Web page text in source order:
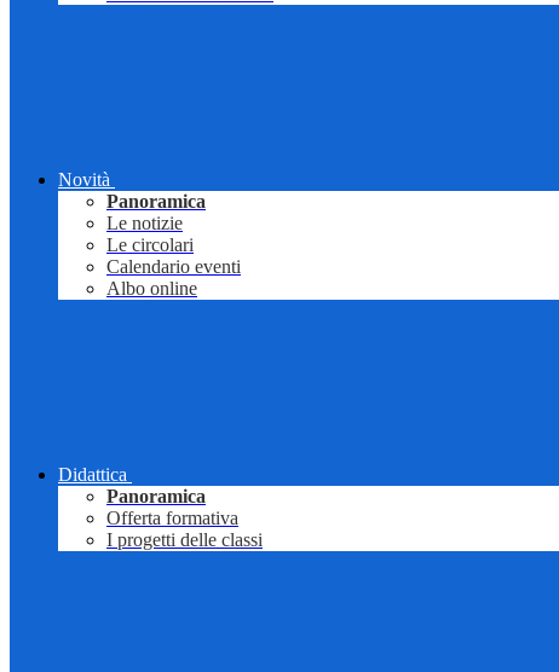
Novità
Panoramica
Le notizie
Le circolari
Calendario eventi
Albo online
Didattica
Panoramica
Offerta formativa
I progetti delle classi